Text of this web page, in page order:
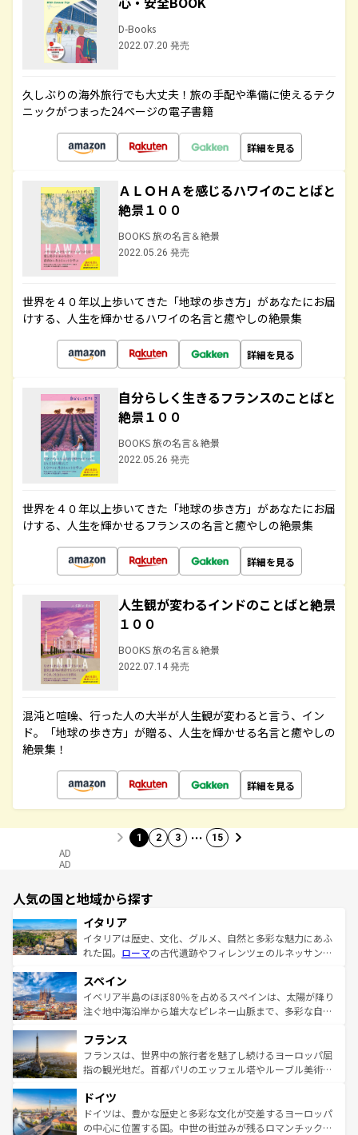
D-Books
2022.07.20 発売
久しぶりの海外旅行でも大丈夫！旅の手配や準備に使えるテク
ニックがつまった24ページの電子書籍
詳細を見る
ＡＬＯＨＡを感じるハワイのことばと
絶景１００
BOOKS 旅の名言＆絶景
2022.05.26 発売
世界を４０年以上歩いてきた「地球の歩き方」があなたにお届
けする、人生を輝かせるハワイの名言と癒やしの絶景集
詳細を見る
自分らしく生きるフランスのことばと
絶景１００
BOOKS 旅の名言＆絶景
2022.05.26 発売
世界を４０年以上歩いてきた「地球の歩き方」があなたにお届
けする、人生を輝かせるフランスの名言と癒やしの絶景集
詳細を見る
人生観が変わるインドのことばと絶景
１００
BOOKS 旅の名言＆絶景
2022.07.14 発売
混沌と喧噪、行った人の大半が人生観が変わると言う、イン
ド。「地球の歩き方」が贈る、人生を輝かせる名言と癒やしの
絶景集！
詳細を見る
1 2 3 … 15
AD
AD
人気の国と地域から探す
イタリア
イタリアは歴史、文化、グルメ、自然と多彩な魅力にあふ
れた国。 ローマの古代遺跡やフィレンツェのルネッサンス
ろん、トスカーナの美しい田園風景やアマルフィ海岸の絶
景など、自然景観も見逃せない。観光の合間には、本場の
ピザやパスタなど、絶品のイタリア料理を堪能することも
ませてくれるイタリアで、忘れられない旅をしてみよう！
なお、新着のイタリア情報はコンテンツ一覧 を参照してほ
しい。
スペイン
イベリア半島のほぼ80％を占めるスペインは、太陽が降り
注ぐ地中海沿岸から雄大なピレネー山脈まで、多彩な自然
文化が根付くこの国では、情熱的なフラメンコ、熱気あふ
れる闘牛、そして美味しいタパスが生活の一部となってい
る。首都マドリードの洗練された雰囲気や、バルセロナの
の城塞都市、穏やかなビーチリゾートまで多彩な表情を見
せる。地方によって風土や気候が異なるスペインはその個
性で訪れる人を魅了する。 なお、新着のスペイン情報はコ
フランス
フランスは、世界中の旅行者を魅了し続けるヨーロッパ屈
指の観光地だ。首都パリのエッフェル塔やルーブル美術館
で、幅広い魅力が詰まっている。華麗な宮殿、歴史的な大
聖堂、美しいビーチ、そして豊かな自然が、訪れる者を心
から魅了する。また、フランスは美食の国としても知ら
ドイツ
ドイツは、豊かな歴史と多彩な文化が交差するヨーロッパ
の中心に位置する国。中世の街並みが残るロマンチック街